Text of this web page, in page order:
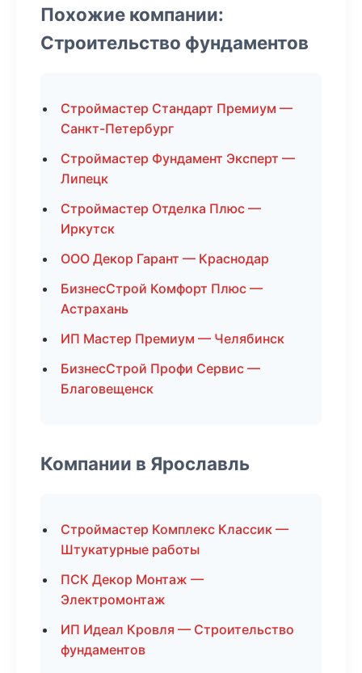
Похожие компании:
Строительство фундаментов
Строймастер Стандарт Премиум —
Санкт-Петербург
Строймастер Фундамент Эксперт —
Липецк
Строймастер Отделка Плюс —
Иркутск
ООО Декор Гарант — Краснодар
БизнесСтрой Комфорт Плюс —
Астрахань
ИП Мастер Премиум — Челябинск
БизнесСтрой Профи Сервис —
Благовещенск
Компании в Ярославль
Строймастер Комплекс Классик —
Штукатурные работы
ПСК Декор Монтаж —
Электромонтаж
ИП Идеал Кровля — Строительство
фундаментов